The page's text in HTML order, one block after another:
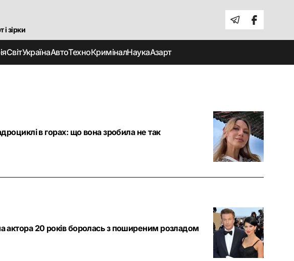
зірки
СвітУкраїнаАвтоТехноКриміналНаукаАзарт
в горах: що вона зробила не так
актора 20 років боролась з поширеним розладом